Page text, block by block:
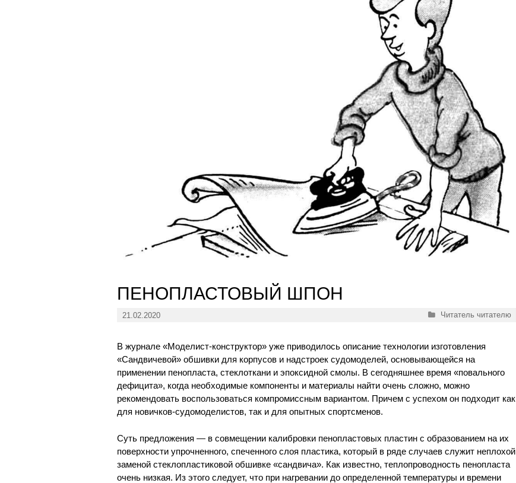
ПЕНОПЛАСТОВЫЙ ШПОН
21.02.2020 Рубрики
Читатель читателю
В журнале «Моделист-конструктор» уже приводилось описание технологии изготовления
«Сандвичевой» обшивки для корпусов и надстроек судомоделей, основывающейся на
применении пенопласта, стеклоткани и эпоксидной смолы. В сегодняшнее время «повального
дефицита», когда необходимые компоненты и материалы найти очень сложно, можно
рекомендовать воспользоваться компромиссным вариантом. Причем с успехом он подходит как
для новичков-судомоделистов, так и для опытных спортсменов.
Суть предложения — в совмещении калибровки пенопластовых пластин с образованием на их
поверхности упрочненного, спеченного слоя пластика, который в ряде случаев служит неплохой
заменой стеклопластиковой обшивке «сандвича». Как известно, теплопроводность пенопласта
очень низкая. Из этого следует, что при нагревании до определенной температуры и времени